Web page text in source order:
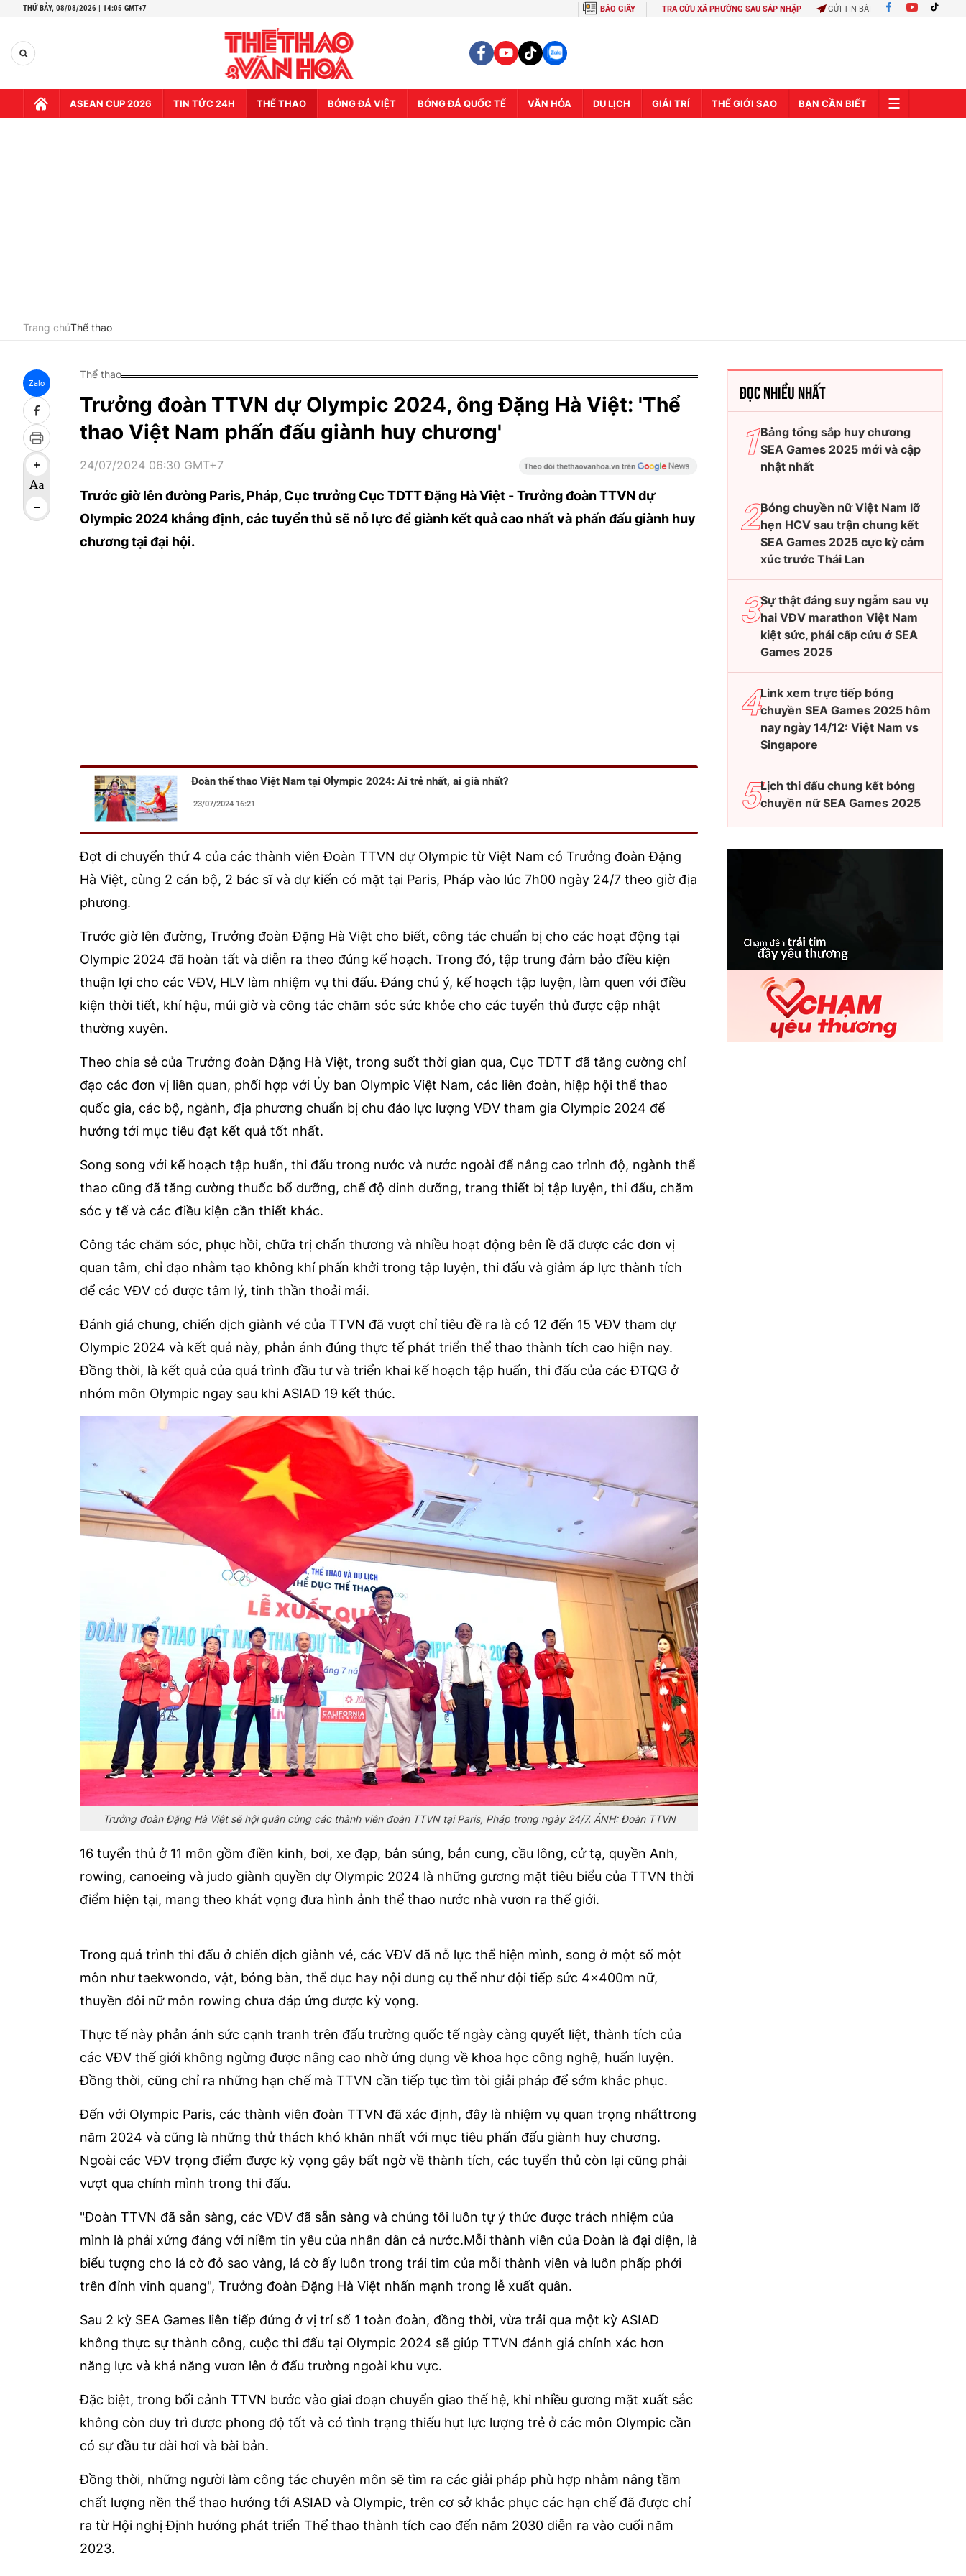
THỨ BẢY, 08/08/2026 | 14:05 GMT+7 BÁO GIẤY TRA CỨU XÃ PHƯỜNG SAU SÁP NHẬP GỬI TIN BÀI
ASEAN CUP 2026 TIN TỨC 24H THỂ THAO BÓNG ĐÁ VIỆT BÓNG ĐÁ QUỐC TẾ VĂN HÓA DU LỊCH GIẢI TRÍ THẾ GIỚI SAO BẠN CẦN BIẾT
Trang chủThể thao
Zalo
Thể thao
Trưởng đoàn TTVN dự Olympic 2024, ông Đặng Hà Việt: 'Thể
thao Việt Nam phấn đấu giành huy chương'
24/07/2024 06:30 GMT+7
Trước giờ lên đường Paris, Pháp, Cục trưởng Cục TDTT Đặng Hà Việt - Trưởng đoàn TTVN dự
Olympic 2024 khẳng định, các tuyển thủ sẽ nỗ lực để giành kết quả cao nhất và phấn đấu giành huy
chương tại đại hội.
Đoàn thể thao Việt Nam tại Olympic 2024: Ai trẻ nhất, ai già nhất?
23/07/2024 16:21
Đợt di chuyển thứ 4 của các thành viên Đoàn TTVN dự Olympic từ Việt Nam có Trưởng đoàn Đặng
Hà Việt, cùng 2 cán bộ, 2 bác sĩ và dự kiến có mặt tại Paris, Pháp vào lúc 7h00 ngày 24/7 theo giờ địa
phương.
Trước giờ lên đường, Trưởng đoàn Đặng Hà Việt cho biết, công tác chuẩn bị cho các hoạt động tại
Olympic 2024 đã hoàn tất và diễn ra theo đúng kế hoạch. Trong đó, tập trung đảm bảo điều kiện
thuận lợi cho các VĐV, HLV làm nhiệm vụ thi đấu. Đáng chú ý, kế hoạch tập luyện, làm quen với điều
kiện thời tiết, khí hậu, múi giờ và công tác chăm sóc sức khỏe cho các tuyển thủ được cập nhật
thường xuyên.
Theo chia sẻ của Trưởng đoàn Đặng Hà Việt, trong suốt thời gian qua, Cục TDTT đã tăng cường chỉ
đạo các đơn vị liên quan, phối hợp với Ủy ban Olympic Việt Nam, các liên đoàn, hiệp hội thể thao
quốc gia, các bộ, ngành, địa phương chuẩn bị chu đáo lực lượng VĐV tham gia Olympic 2024 để
hướng tới mục tiêu đạt kết quả tốt nhất.
Song song với kế hoạch tập huấn, thi đấu trong nước và nước ngoài để nâng cao trình độ, ngành thể
thao cũng đã tăng cường thuốc bổ dưỡng, chế độ dinh dưỡng, trang thiết bị tập luyện, thi đấu, chăm
sóc y tế và các điều kiện cần thiết khác.
Công tác chăm sóc, phục hồi, chữa trị chấn thương và nhiều hoạt động bên lề đã được các đơn vị
quan tâm, chỉ đạo nhằm tạo không khí phấn khởi trong tập luyện, thi đấu và giảm áp lực thành tích
để các VĐV có được tâm lý, tinh thần thoải mái.
Đánh giá chung, chiến dịch giành vé của TTVN đã vượt chỉ tiêu đề ra là có 12 đến 15 VĐV tham dự
Olympic 2024 và kết quả này, phản ánh đúng thực tế phát triển thể thao thành tích cao hiện nay.
Đồng thời, là kết quả của quá trình đầu tư và triển khai kế hoạch tập huấn, thi đấu của các ĐTQG ở
nhóm môn Olympic ngay sau khi ASIAD 19 kết thúc.
Trưởng đoàn Đặng Hà Việt sẽ hội quân cùng các thành viên đoàn TTVN tại Paris, Pháp trong ngày 24/7. ẢNH: Đoàn TTVN
16 tuyển thủ ở 11 môn gồm điền kinh, bơi, xe đạp, bắn súng, bắn cung, cầu lông, cử tạ, quyền Anh,
rowing, canoeing và judo giành quyền dự Olympic 2024 là những gương mặt tiêu biểu của TTVN thời
điểm hiện tại, mang theo khát vọng đưa hình ảnh thể thao nước nhà vươn ra thế giới.
Trong quá trình thi đấu ở chiến dịch giành vé, các VĐV đã nỗ lực thể hiện mình, song ở một số một
môn như taekwondo, vật, bóng bàn, thể dục hay nội dung cụ thể như đội tiếp sức 4x400m nữ,
thuyền đôi nữ môn rowing chưa đáp ứng được kỳ vọng.
Thực tế này phản ánh sức cạnh tranh trên đấu trường quốc tế ngày càng quyết liệt, thành tích của
các VĐV thế giới không ngừng được nâng cao nhờ ứng dụng về khoa học công nghệ, huấn luyện.
Đồng thời, cũng chỉ ra những hạn chế mà TTVN cần tiếp tục tìm tòi giải pháp để sớm khắc phục.
Đến với Olympic Paris, các thành viên đoàn TTVN đã xác định, đây là nhiệm vụ quan trọng nhấttrong
năm 2024 và cũng là những thử thách khó khăn nhất với mục tiêu phấn đấu giành huy chương.
Ngoài các VĐV trọng điểm được kỳ vọng gây bất ngờ về thành tích, các tuyển thủ còn lại cũng phải
vượt qua chính mình trong thi đấu.
"Đoàn TTVN đã sẵn sàng, các VĐV đã sẵn sàng và chúng tôi luôn tự ý thức được trách nhiệm của
mình là phải xứng đáng với niềm tin yêu của nhân dân cả nước.Mỗi thành viên của Đoàn là đại diện, là
biểu tượng cho lá cờ đỏ sao vàng, lá cờ ấy luôn trong trái tim của mỗi thành viên và luôn phấp phới
trên đỉnh vinh quang", Trưởng đoàn Đặng Hà Việt nhấn mạnh trong lễ xuất quân.
Sau 2 kỳ SEA Games liên tiếp đứng ở vị trí số 1 toàn đoàn, đồng thời, vừa trải qua một kỳ ASIAD
không thực sự thành công, cuộc thi đấu tại Olympic 2024 sẽ giúp TTVN đánh giá chính xác hơn
năng lực và khả năng vươn lên ở đấu trường ngoài khu vực.
Đặc biệt, trong bối cảnh TTVN bước vào giai đoạn chuyển giao thế hệ, khi nhiều gương mặt xuất sắc
không còn duy trì được phong độ tốt và có tình trạng thiếu hụt lực lượng trẻ ở các môn Olympic cần
có sự đầu tư dài hơi và bài bản.
Đồng thời, những người làm công tác chuyên môn sẽ tìm ra các giải pháp phù hợp nhằm nâng tầm
chất lượng nền thể thao hướng tới ASIAD và Olympic, trên cơ sở khắc phục các hạn chế đã được chỉ
ra từ Hội nghị Định hướng phát triển Thể thao thành tích cao đến năm 2030 diễn ra vào cuối năm
2023.
ĐỌC NHIỀU NHẤT
Bảng tổng sắp huy chương
SEA Games 2025 mới và cập
nhật nhất
Bóng chuyền nữ Việt Nam lỡ
hẹn HCV sau trận chung kết
SEA Games 2025 cực kỳ cảm
xúc trước Thái Lan
Sự thật đáng suy ngẫm sau vụ
hai VĐV marathon Việt Nam
kiệt sức, phải cấp cứu ở SEA
Games 2025
Link xem trực tiếp bóng
chuyền SEA Games 2025 hôm
nay ngày 14/12: Việt Nam vs
Singapore
Lịch thi đấu chung kết bóng
chuyền nữ SEA Games 2025